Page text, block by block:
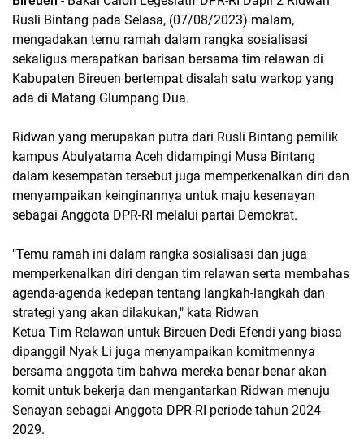
Rusli Bintang pada Selasa, (07/08/2023) malam,
mengadakan temu ramah dalam rangka sosialisasi
sekaligus merapatkan barisan bersama tim relawan di
Kabupaten Bireuen bertempat disalah satu warkop yang
ada di Matang Glumpang Dua.
Ridwan yang merupakan putra dari Rusli Bintang pemilik
kampus Abulyatama Aceh didampingi Musa Bintang
dalam kesempatan tersebut juga memperkenalkan diri dan
menyampaikan keinginannya untuk maju kesenayan
sebagai Anggota DPR-RI melalui partai Demokrat.
"Temu ramah ini dalam rangka sosialisasi dan juga
memperkenalkan diri dengan tim relawan serta membahas
agenda-agenda kedepan tentang langkah-langkah dan
strategi yang akan dilakukan," kata Ridwan
Ketua Tim Relawan untuk Bireuen Dedi Efendi yang biasa
dipanggil Nyak Li juga menyampaikan komitmennya
bersama anggota tim bahwa mereka benar-benar akan
komit untuk bekerja dan mengantarkan Ridwan menuju
Senayan sebagai Anggota DPR-RI periode tahun 2024-
2029.